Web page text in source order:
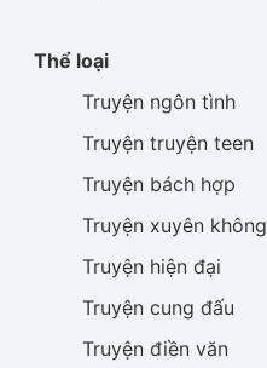
Thể loại
Truyện ngôn tình
Truyện truyện teen
Truyện bách hợp
Truyện xuyên không
Truyện hiện đại
Truyện cung đấu
Truyện điền văn